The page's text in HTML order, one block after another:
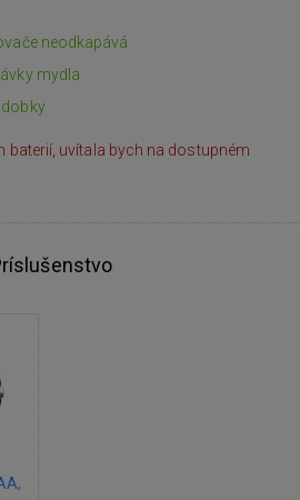
neodkapává
mydla
baterií, uvítala bych na dostupném